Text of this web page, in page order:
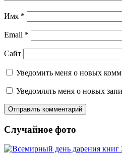
Имя *
Email *
Сайт
Уведомить меня о новых
Уведомлять меня о новых
Случайное фото